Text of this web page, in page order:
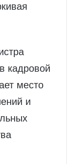
кадровой
место
и